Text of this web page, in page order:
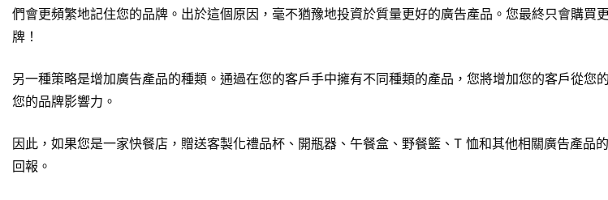
們會更頻繁地記住您的品牌。出於這個原因，毫不猶豫地投資於質量更好的廣告產品。您最終只會購買
牌！
另一種策略是增加廣告產品的種類。通過在您的客戶手中擁有不同種類的產品，您將增加您的客戶從您
您的品牌影響力。
因此，如果您是一家快餐店，贈送客製化禮品杯 、開瓶器、午餐盒、野餐籃、 T 恤和其他相關廣告產品
回報。